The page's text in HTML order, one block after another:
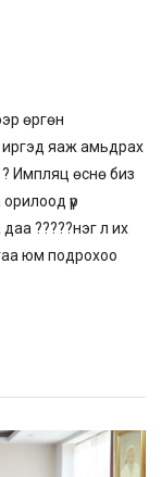
өргөн
иргэд яаж амьдрах
Импляц өснө биз
үр
?????нэг л их
юм подрохоо